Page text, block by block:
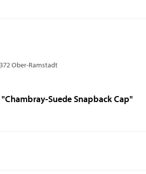
Ober-Ramstadt
Suede Snapback Cap"